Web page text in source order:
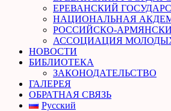
ЕРЕВАНСКИЙ
НАЦИОНАЛЬНАЯ
РОССИЙСКО-
АССОЦИАЦИЯ
НОВОСТИ
БИБЛИОТЕКА
ЗАКОНОДАТЕЛЬСТВО
ГАЛЕРЕЯ
ОБРАТНАЯ СВЯЗЬ
Русский